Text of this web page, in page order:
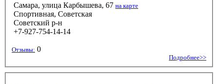
Самара, улица Карбышева, 67 на карте
Спортивная, Советская
Советский р-н
+7-927-754-14-14
Отзывы: 0
Подробнее>>